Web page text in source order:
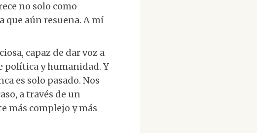
no solo como
que aún resuena. A mí
capaz de dar voz a
política y humanidad. Y
es solo pasado. Nos
a través de un
más complejo y más